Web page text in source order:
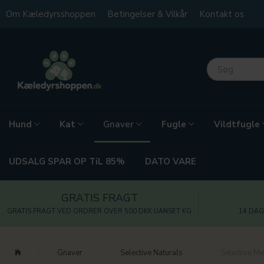
Om Kæledyrsshoppen Betingelser & Vilkår Kontakt os
Hund Kat Gnaver Fugle Vildtfugle
UDSALG SPAR OP TiL 85% DATO VARE
GRATIS FRAGT
GRATIS FRAGT VED ORDRER OVER 500 DKK UANSET KG 14
Gnaver Selective Naturals